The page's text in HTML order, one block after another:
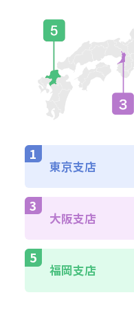
東京支店
大阪支店
福岡支店